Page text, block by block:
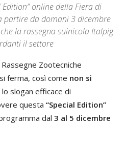
online della Fiera di
partire da domani 3 dicembre
la rassegna suinicola Italpig
il settore
Zootecniche
ferma, così come non si
lo slogan efficace di
questa “Special Edition”
dal 3 al 5 dicembre